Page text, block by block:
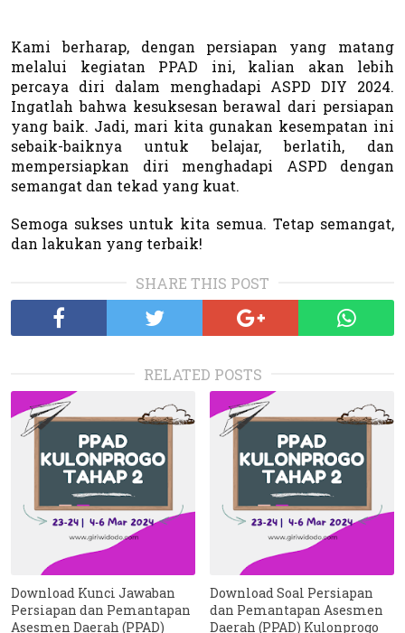
Kami berharap, dengan persiapan yang matang
melalui kegiatan PPAD ini, kalian akan lebih
percaya diri dalam menghadapi ASPD DIY 2024.
Ingatlah bahwa kesuksesan berawal dari persiapan
yang baik. Jadi, mari kita gunakan kesempatan ini
sebaik-baiknya untuk belajar, berlatih, dan
mempersiapkan diri menghadapi ASPD dengan
semangat dan tekad yang kuat.
Semoga sukses untuk kita semua. Tetap semangat,
dan lakukan yang terbaik!
SHARE THIS POST
RELATED POSTS
Download Kunci Jawaban
Persiapan dan Pemantapan
Asesmen Daerah (PPAD)
Download Soal Persiapan
dan Pemantapan Asesmen
Daerah (PPAD) Kulonprogo